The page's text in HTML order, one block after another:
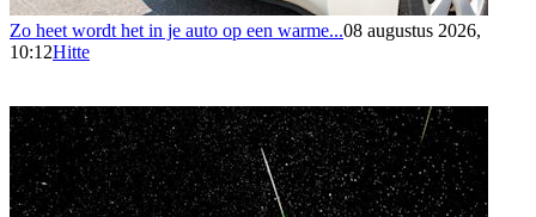
Zo heet wordt het in je auto op een warme...08 augustus 2026,
10:12Hitte